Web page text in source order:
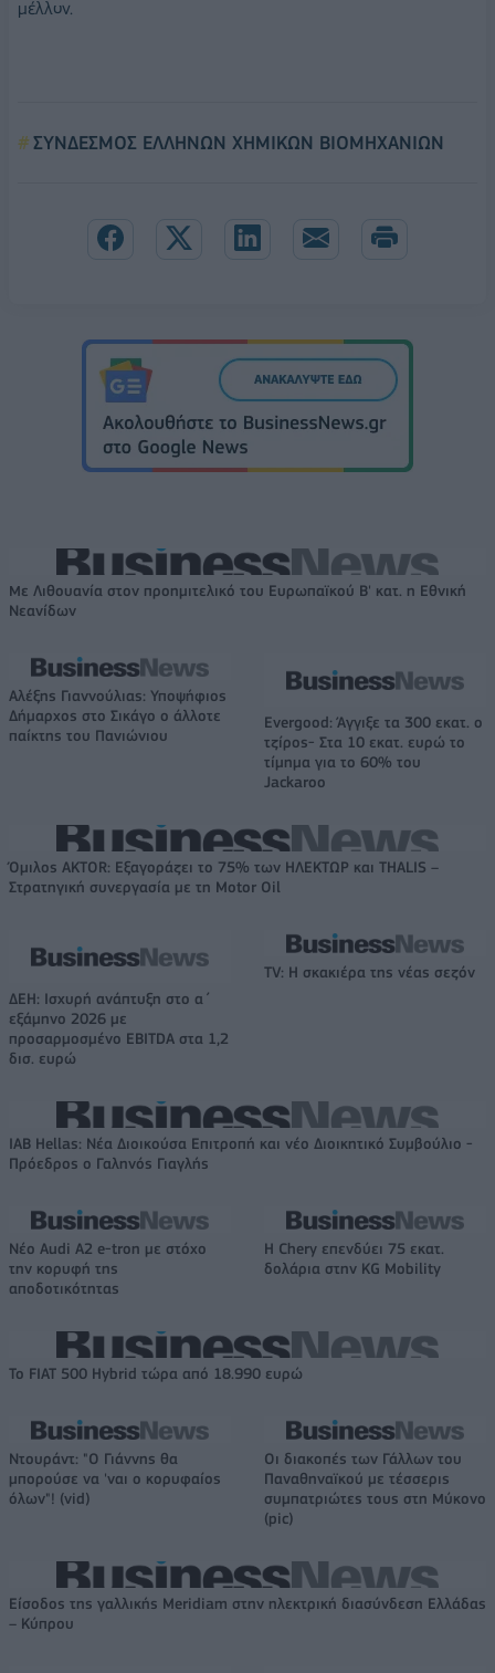
μέλλον.
ΣΥΝΔΕΣΜΟΣ ΕΛΛΗΝΩΝ ΧΗΜΙΚΩΝ ΒΙΟΜΗΧΑΝΙΩΝ
Με Λιθουανία στον προημιτελικό του Ευρωπαϊκού Β' κατ. η Εθνική
Νεανίδων
Αλέξης Γιαννούλιας: Υποψήφιος
Δήμαρχος στο Σικάγο ο άλλοτε
παίκτης του Πανιώνιου
Evergood: Άγγιξε τα 300 εκατ. ο
τζίρος- Στα 10 εκατ. ευρώ το
τίμημα για το 60% του
Jackaroo
Όμιλος AKTOR: Εξαγοράζει το 75% των ΗΛΕΚΤΩΡ και THALIS –
Στρατηγική συνεργασία με τη Motor Oil
ΔΕΗ: Ισχυρή ανάπτυξη στο α΄
εξάμηνο 2026 με
προσαρμοσμένο EBITDA στα 1,2
δισ. ευρώ
TV: Η σκακιέρα της νέας σεζόν
IAB Hellas: Νέα Διοικούσα Επιτροπή και νέο Διοικητικό Συμβούλιο -
Πρόεδρος ο Γαληνός Γιαγλής
Νέο Audi A2 e-tron με στόχο
την κορυφή της
αποδοτικότητας
Η Chery επενδύει 75 εκατ.
δολάρια στην KG Mobility
Το FIAT 500 Hybrid τώρα από 18.990 ευρώ
Ντουράντ: "Ο Γιάννης θα
μπορούσε να 'ναι ο κορυφαίος
όλων"! (vid)
Οι διακοπές των Γάλλων του
Παναθηναϊκού με τέσσερις
συμπατριώτες τους στη Μύκονο
(pic)
Είσοδος της γαλλικής Meridiam στην ηλεκτρική διασύνδεση Ελλάδας
– Κύπρου